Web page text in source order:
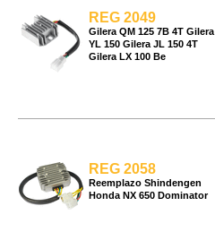
REG 2049
Gilera QM 125 7B 4T Gilera
YL 150 Gilera JL 150 4T
Gilera LX 100 Be
REG 2058
Reemplazo Shindengen
Honda NX 650 Dominator